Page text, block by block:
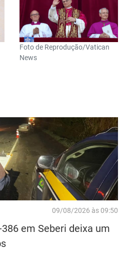
Foto de Reprodução/Vatican
News
09/08/2026 às 09:50
em Seberi deixa um